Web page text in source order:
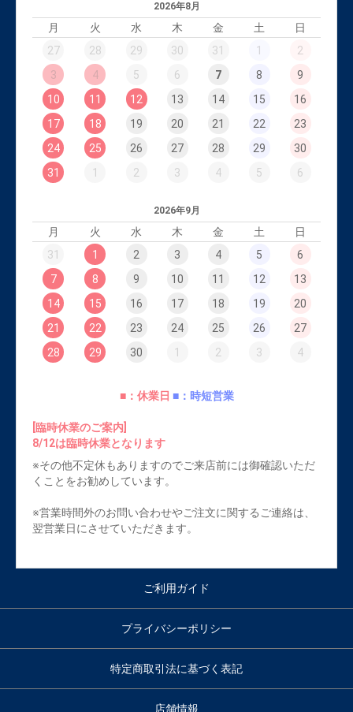
2026年8月
月 火 水 木 金 土
日
27
28 29 30 31 1
2
3
4 5 6 7 8
9
10
11 12 13 14 15
16
17
18 19 20 21 22
23
24
25 26 27 28 29
30
31
1 2 3 4 5 6
2026年9月
月 火 水 木 金 土
日
31
1 2 3 4 5
6
7
8 9 10 11 12
13
14
15 16 17 18 19
20
21
22 23 24 25 26
27
28
29 30 1 2 3 4
■：休業日 ■：時短営業
[臨時休業のご案内]
8/12は臨時休業となります
※その他不定休もありますのでご来店前には御確認いただ
くことをお勧めしています。
※営業時間外のお問い合わせやご注文に関するご連絡は、
翌営業日にさせていただきます。
ご利用ガイド
プライバシーポリシー
特定商取引法に基づく表記
店舗情報